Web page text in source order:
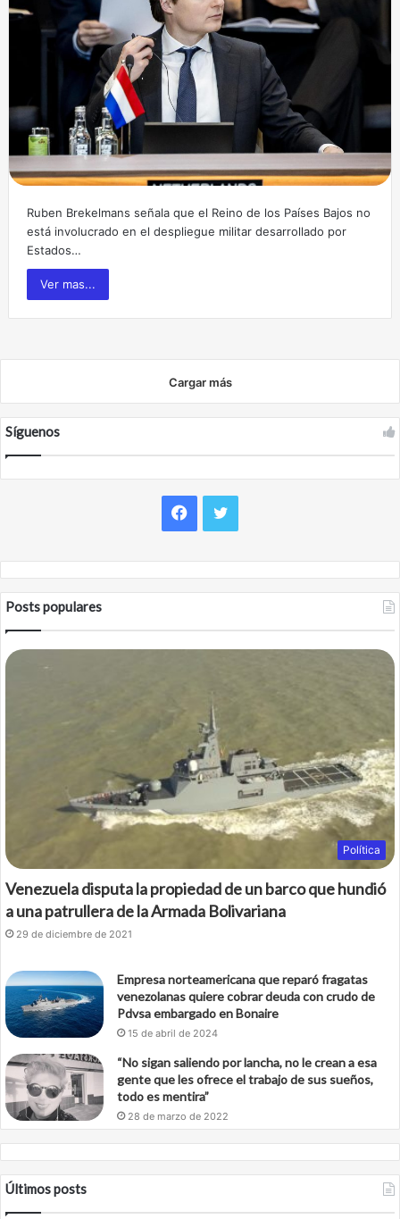
Ruben Brekelmans señala que el Reino de los Países Bajos no
está involucrado en el despliegue militar desarrollado por
Estados…
Ver mas...
Cargar más
Síguenos
k
Posts populares
Política
Venezuela disputa la propiedad de un barco que hundió
a una patrullera de la Armada Bolivariana
29 de diciembre de 2021
Empresa norteamericana que reparó fragatas
venezolanas quiere cobrar deuda con crudo de
Pdvsa embargado en Bonaire
15 de abril de 2024
“No sigan saliendo por lancha, no le crean a esa
gente que les ofrece el trabajo de sus sueños,
todo es mentira”
28 de marzo de 2022
Últimos posts